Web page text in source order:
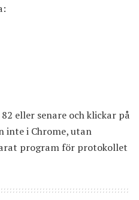
eller senare och klickar på
inte i Chrome, utan
program för protokollet